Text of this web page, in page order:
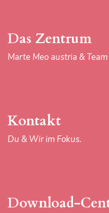
Materialien im Fokus.
IMPRESSUM
Das Zentrum
Marte Meo austria &
Kontakt
Du & Wir im Fokus.
Download-